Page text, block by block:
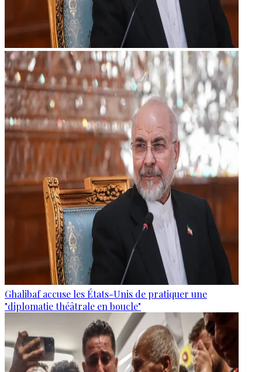
Ghalibaf accuse les États-Unis de pratiquer une
"diplomatie théâtrale en boucle"